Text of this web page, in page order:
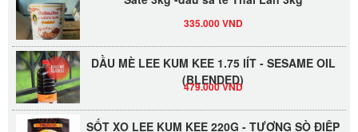
DẦU MÈ LEE KUM KEE 1.75 lÍT - SESAME OIL
(BLENDED)
479.000 VND
SỐT XO LEE KUM KEE 220G - TƯƠNG SÒ ĐIỆP